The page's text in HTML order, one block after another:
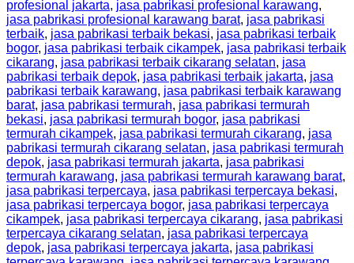
profesional jakarta, jasa pabrikasi profesional karawang,
jasa pabrikasi profesional karawang barat, jasa pabrikasi
terbaik, jasa pabrikasi terbaik bekasi, jasa pabrikasi terbaik
bogor, jasa pabrikasi terbaik cikampek, jasa pabrikasi terbaik
cikarang, jasa pabrikasi terbaik cikarang selatan, jasa
pabrikasi terbaik depok, jasa pabrikasi terbaik jakarta, jasa
pabrikasi terbaik karawang, jasa pabrikasi terbaik karawang
barat, jasa pabrikasi termurah, jasa pabrikasi termurah
bekasi, jasa pabrikasi termurah bogor, jasa pabrikasi
termurah cikampek, jasa pabrikasi termurah cikarang, jasa
pabrikasi termurah cikarang selatan, jasa pabrikasi termurah
depok, jasa pabrikasi termurah jakarta, jasa pabrikasi
termurah karawang, jasa pabrikasi termurah karawang barat,
jasa pabrikasi terpercaya, jasa pabrikasi terpercaya bekasi,
jasa pabrikasi terpercaya bogor, jasa pabrikasi terpercaya
cikampek, jasa pabrikasi terpercaya cikarang, jasa pabrikasi
terpercaya cikarang selatan, jasa pabrikasi terpercaya
depok, jasa pabrikasi terpercaya jakarta, jasa pabrikasi